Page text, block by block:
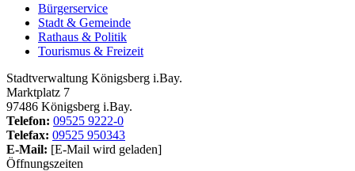
Bürgerservice
Stadt & Gemeinde
Rathaus & Politik
Tourismus & Freizeit
Stadtverwaltung Königsberg i.Bay.
Marktplatz 7
97486 Königsberg i.Bay.
Telefon: 09525 9222-0
Telefax: 09525 950343
E-Mail: [E-Mail wird geladen]
Öffnungszeiten